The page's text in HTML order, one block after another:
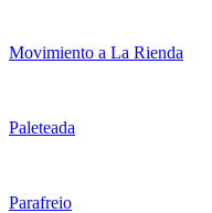
Movimiento a La Rienda
Paleteada
Parafreio